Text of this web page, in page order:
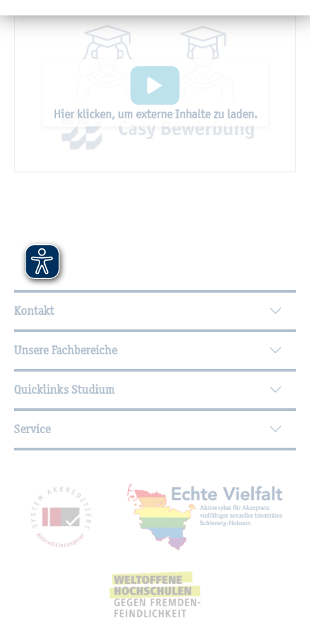
Hier kli­cken, um ex­ter­ne In­hal­te zu laden.
Wei­ter­füh­ren­de In­for­ma­tio­nen
Kontakt
Unsere Fachbereiche
Quicklinks Studium
Service
Mit­glied­schaf­ten,